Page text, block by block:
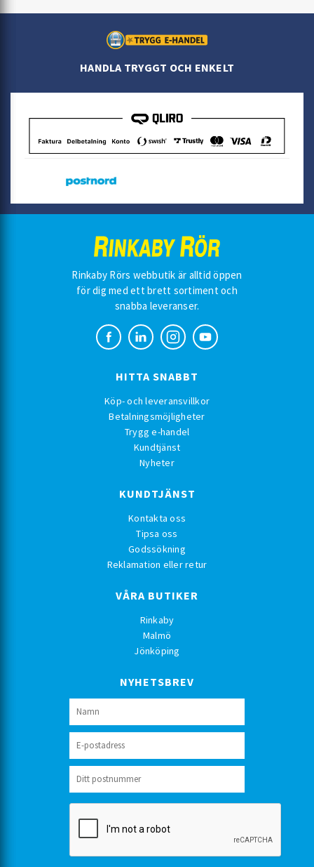
HANDLA TRYGGT OCH ENKELT
Rinkaby Rörs webbutik är alltid öppen
för dig med ett brett sortiment och
snabba leveranser.
HITTA SNABBT
Köp- och leveransvillkor
Betalningsmöjligheter
Trygg e-handel
Kundtjänst
Nyheter
KUNDTJÄNST
Kontakta oss
Tipsa oss
Godssökning
Reklamation eller retur
VÅRA BUTIKER
Rinkaby
Malmö
Jönköping
NYHETSBREV